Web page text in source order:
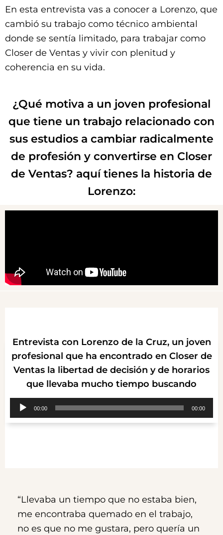
En esta entrevista vas a conocer a Lorenzo, que
cambió su trabajo como técnico ambiental
donde se sentía limitado, para trabajar como
Closer de Ventas y vivir con plenitud y
coherencia en su vida.
¿Qué motiva a un joven profesional
que tiene un trabajo relacionado con
sus estudios a cambiar radicalmente
de profesión y convertirse en Closer
de Ventas? aquí tienes la historia de
Lorenzo:
Entrevista con Lorenzo de la Cruz, un joven
profesional que ha encontrado en Closer de
Ventas la libertad de decisión y de horarios
que llevaba mucho tiempo buscando
Reproductor
de
00:00 00:00
“Llevaba un tiempo que no estaba bien,
me encontraba quemado en el trabajo,
no es que no me gustara, pero quería un